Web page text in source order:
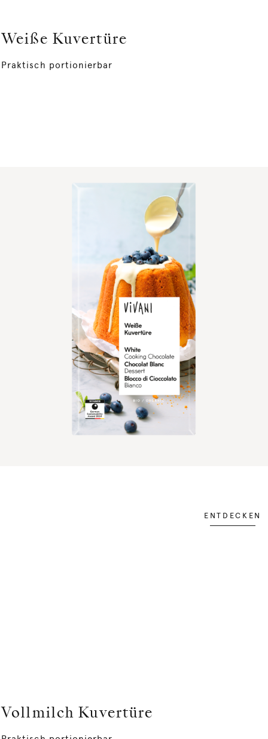
Weiße Kuvertüre
Praktisch portionierbar
ENTDECKEN
Vollmilch Kuvertüre